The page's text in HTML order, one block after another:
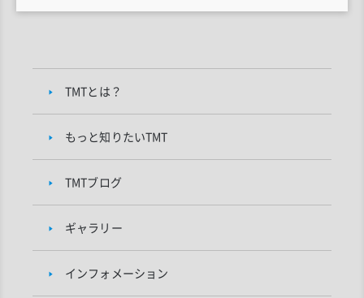
TMTとは？
もっと知りたいTMT
TMTブログ
ギャラリー
インフォメーション